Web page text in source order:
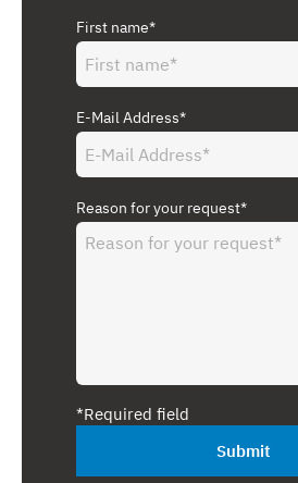
First name*
E-Mail Address*
Reason for your request*
*Required field
Submit